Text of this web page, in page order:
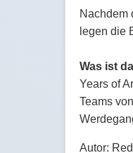
Nachdem
legen die
Was ist
Years of
Teams
Autor: